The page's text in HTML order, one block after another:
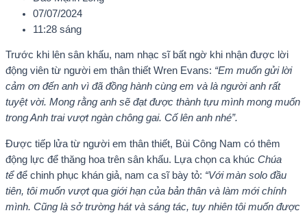
07/07/2024
11:28 sáng
Trước khi lên sân khấu, nam nhạc sĩ bất ngờ khi nhận được lời
động viên từ người em thân thiết Wren Evans: “Em muốn gửi lời
cảm ơn đến anh vì đã đồng hành cùng em và là người anh rất
tuyệt vời. Mong rằng anh sẽ đạt được thành tựu mình mong muốn
trong Anh trai vượt ngàn chông gai. Cố lên anh nhé”.
Được tiếp lửa từ người em thân thiết, Bùi Công Nam có thêm
động lực để thăng hoa trên sân khấu. Lựa chọn ca khúc Chúa
tểđể chinh phục khán giả, nam ca sĩ bày tỏ: “Với màn solo đầu
tiên, tôi muốn vượt qua giới hạn của bản thân và làm mới chính
mình. Cũng là sở trường hát và sáng tác, tuy nhiên tôi muốn được